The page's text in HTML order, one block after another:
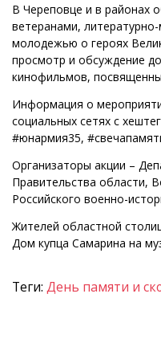
В Череповце и в районах
ветеранами,
молодежью о героях
просмотр и обсуждение
кинофильмов,
Информация о
социальных сетях с
#юнармия35,
Организаторы акции –
Правительства области,
Российского военно-
Жителей областной
Дом купца Самарина на
Теги: День памяти и